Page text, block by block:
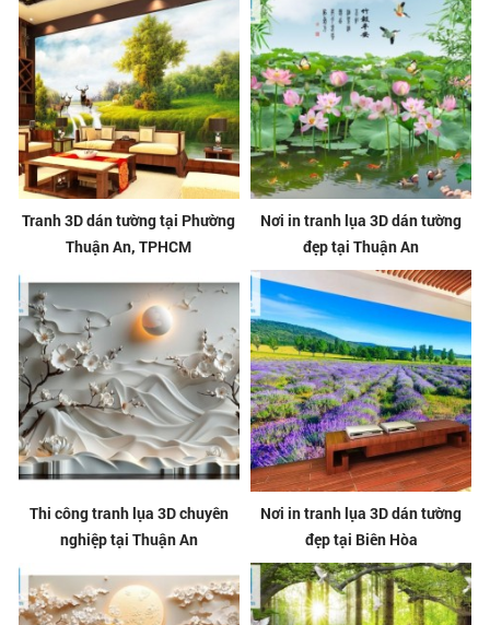
Tranh 3D dán tường tại Phường
Thuận An, TPHCM
Nơi in tranh lụa 3D dán tường
đẹp tại Thuận An
Thi công tranh lụa 3D chuyên
nghiệp tại Thuận An
Nơi in tranh lụa 3D dán tường
đẹp tại Biên Hòa